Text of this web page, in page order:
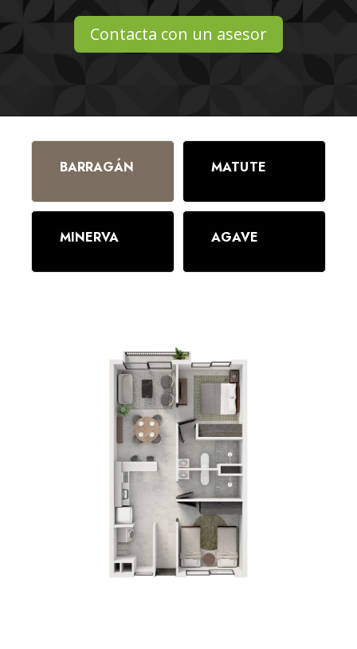
Contacta con un asesor
BARRAGÁN MATUTE
MINERVA AGAVE